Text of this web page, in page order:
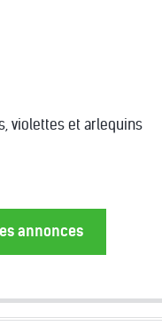
violettes et arlequins
annonces